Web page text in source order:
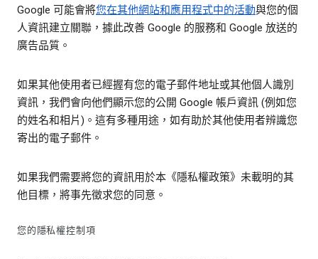
Google 可能會將您在其他網站和應用程式中的活動與您的個
人資訊建立關聯，據此改善 Google 的服務和 Google 放送的
廣告品質。
如果其他使用者已經握有您的電子郵件地址或其他個人識別
資訊，我們會向他們顯示您的公開 Google 帳戶資訊 (例如您
的姓名和相片)。這有多種用途，如有助於其他使用者辨識您
寄出的電子郵件。
如果我們需要將您的資訊用於本《隱私權政策》未載明的其
他目標，將事先徵求您的同意。
您的隱私權控制項